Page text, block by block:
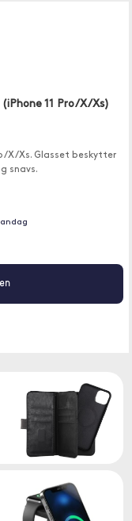
11 Pro/X/Xs)
X/Xs. Glasset beskytter
snavs.